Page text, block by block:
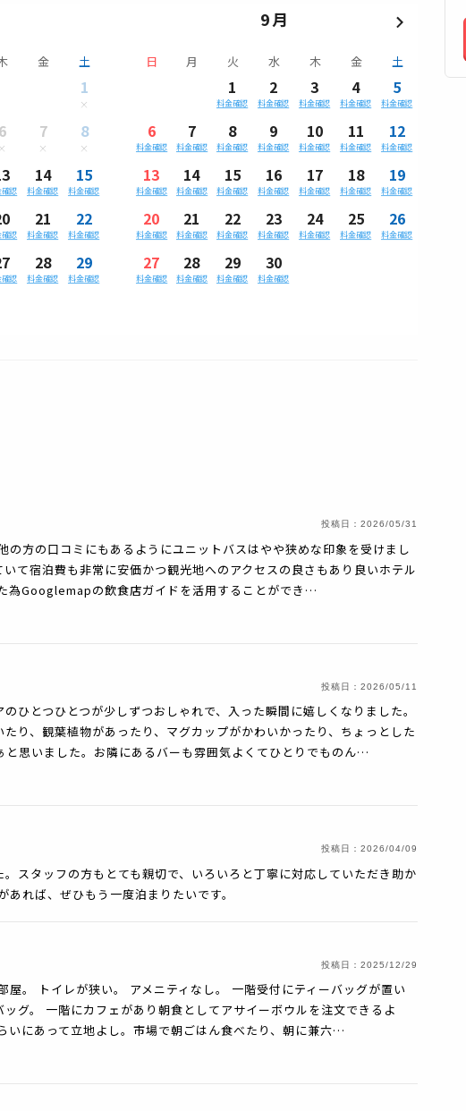
金 土
1
6 7 8
認
14
料金確認
15
料金確認
認
21
料金確認
22
料金確認
認
28
料金確認
29
料金確認
9月
日 月 火 水 木 金 土
1
料金確認
2
料金確認
3
料金確認
4
料金確認
5
料金確認
6
料金確認
7
料金確認
8
料金確認
9
料金確認
10
料金確認
11
料金確認
12
料金確認
13
料金確認
14
料金確認
15
料金確認
16
料金確認
17
料金確認
18
料金確認
19
料金確認
20
料金確認
21
料金確認
22
料金確認
23
料金確認
24
料金確認
25
料金確認
26
料金確認
27
料金確認
28
料金確認
29
料金確認
30
料金確認
投稿日： 2026/05/31
の方の口コミにもあるようにユニットバスはやや狭めな印象を受けまし
て宿泊費も非常に安価かつ観光地へのアクセスの良さもあり良いホテル
為Googlemapの飲食店ガイドを活用することができ…
投稿日： 2026/05/11
ひとつひとつが少しずつおしゃれで、入った瞬間に嬉しくなりました。
り、観葉植物があったり、マグカップがかわいかったり、ちょっとした
と思いました。お隣にあるバーも雰囲気よくてひとりでものん…
投稿日： 2026/04/09
スタッフの方もとても親切で、いろいろと丁寧に対応していただき助か
れば、ぜひもう一度泊まりたいです。
投稿日： 2025/12/29
屋。 トイレが狭い。 アメニティなし。 一階受付にティーバッグが置い
グ。 一階にカフェがあり朝食としてアサイーボウルを注文できるよ
いにあって立地よし。市場で朝ごはん食べたり、朝に兼六…